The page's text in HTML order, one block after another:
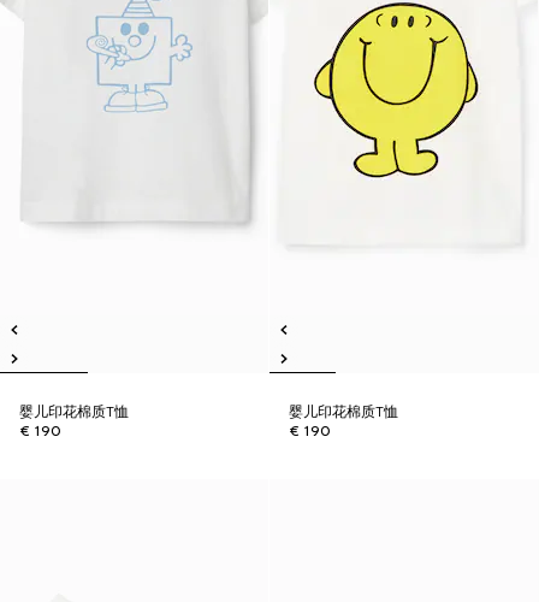
婴儿印花棉质T恤
€ 190
婴儿印花棉质T恤
€ 190